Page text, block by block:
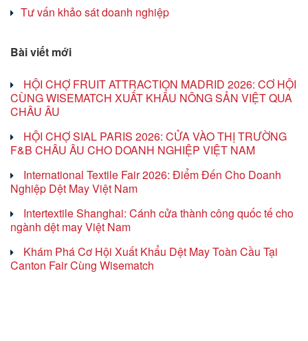
Tư vấn khảo sát doanh nghiệp
Bài viết mới
HỘI CHỢ FRUIT ATTRACTION MADRID 2026: CƠ HỘI
CÙNG WISEMATCH XUẤT KHẨU NÔNG SẢN VIỆT QUA
CHÂU ÂU
HỘI CHỢ SIAL PARIS 2026: CỬA VÀO THỊ TRƯỜNG
F&B CHÂU ÂU CHO DOANH NGHIỆP VIỆT NAM
International Textile Fair 2026: Điểm Đến Cho Doanh
Nghiệp Dệt May Việt Nam
Intertextile Shanghai: Cánh cửa thành công quốc tế cho
ngành dệt may Việt Nam
Khám Phá Cơ Hội Xuất Khẩu Dệt May Toàn Cầu Tại
Canton Fair Cùng Wisematch